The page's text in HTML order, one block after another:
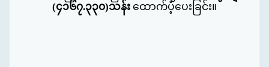
(၄၁၆၇.၃၃၀)သန်း ထောက်ပံ့ပေးခြင်း။